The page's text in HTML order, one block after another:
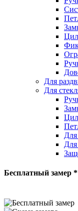
Для
Для
Бесплатный замер *